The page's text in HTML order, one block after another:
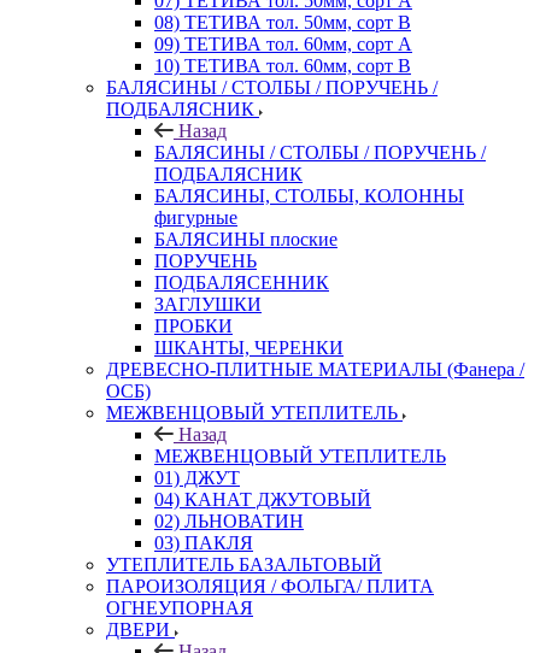
08) ТЕТИВА тол. 50мм, сорт В
09) ТЕТИВА тол. 60мм, сорт А
10) ТЕТИВА тол. 60мм, сорт В
БАЛЯСИНЫ / СТОЛБЫ / ПОРУЧЕНЬ /
ПОДБАЛЯСНИК
Назад
БАЛЯСИНЫ / СТОЛБЫ / ПОРУЧЕНЬ /
ПОДБАЛЯСНИК
БАЛЯСИНЫ, СТОЛБЫ, КОЛОННЫ
фигурные
БАЛЯСИНЫ плоские
ПОРУЧЕНЬ
ПОДБАЛЯСЕННИК
ЗАГЛУШКИ
ПРОБКИ
ШКАНТЫ, ЧЕРЕНКИ
ДРЕВЕСНО-ПЛИТНЫЕ МАТЕРИАЛЫ (Фанера /
ОСБ)
МЕЖВЕНЦОВЫЙ УТЕПЛИТЕЛЬ
Назад
МЕЖВЕНЦОВЫЙ УТЕПЛИТЕЛЬ
01) ДЖУТ
04) КАНАТ ДЖУТОВЫЙ
02) ЛЬНОВАТИН
03) ПАКЛЯ
УТЕПЛИТЕЛЬ БАЗАЛЬТОВЫЙ
ПАРОИЗОЛЯЦИЯ / ФОЛЬГА/ ПЛИТА
ОГНЕУПОРНАЯ
ДВЕРИ